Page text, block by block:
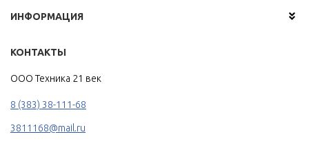
ИНФОРМАЦИЯ
КОНТАКТЫ
ООО Техника 21 век
8 (383) 38-111-68
3811168@mail.ru